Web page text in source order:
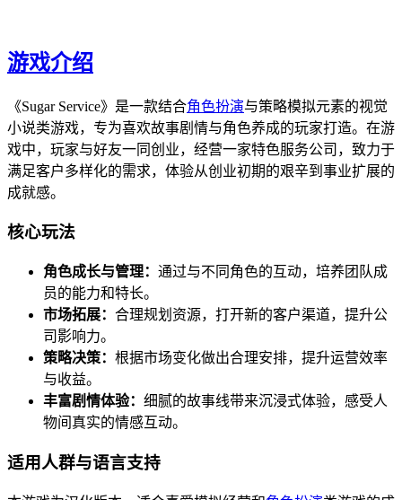
游戏介绍
《Sugar Service》是一款结合角色扮演与策略模拟元素的视觉
小说类游戏，专为喜欢故事剧情与角色养成的玩家打造。在游
戏中，玩家与好友一同创业，经营一家特色服务公司，致力于
满足客户多样化的需求，体验从创业初期的艰辛到事业扩展的
成就感。
核心玩法
角色成长与管理： 通过与不同角色的互动，培养团队成
员的能力和特长。
市场拓展： 合理规划资源，打开新的客户渠道，提升公
司影响力。
策略决策： 根据市场变化做出合理安排，提升运营效率
与收益。
丰富剧情体验： 细腻的故事线带来沉浸式体验，感受人
物间真实的情感互动。
适用人群与语言支持